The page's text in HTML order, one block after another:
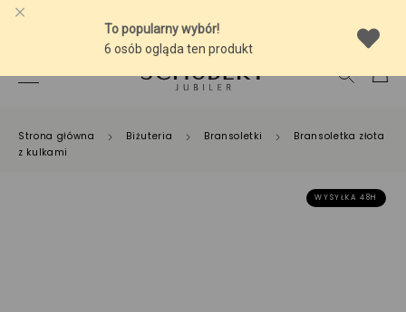
Strona główna Biżuteria Bransoletki
Bransoletka złota
z kulkami
WYSYŁKA 48H